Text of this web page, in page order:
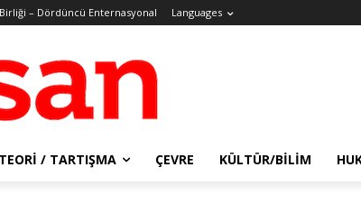
– Dördüncü Enternasyonal Languages
TEORI / TARTIŞMA ÇEVRE KÜLTÜR/BILIM